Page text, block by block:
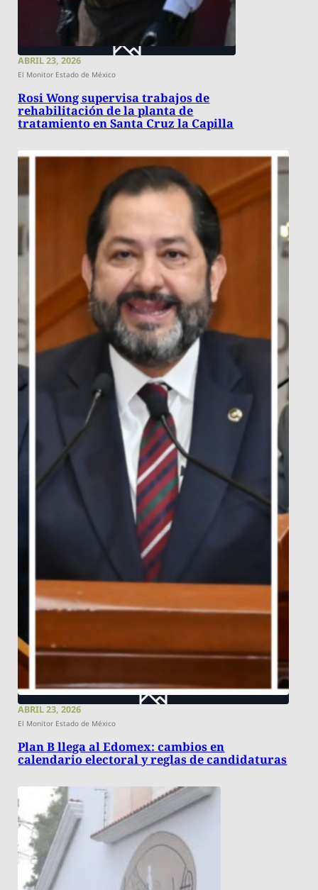
ABRIL 23, 2026
El Monitor Estado de México
Rosi Wong supervisa trabajos de
rehabilitación de la planta de
tratamiento en Santa Cruz la Capilla
ABRIL 23, 2026
El Monitor Estado de México
Plan B llega al Edomex: cambios en
calendario electoral y reglas de candidaturas